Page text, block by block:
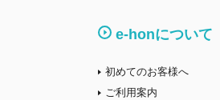
e-honについて
初めてのお客様へ
ご利用案内